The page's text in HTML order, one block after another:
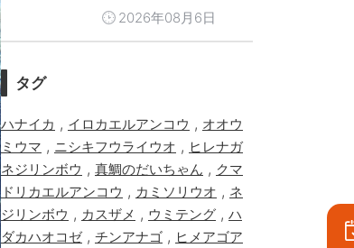
2026年08月6日
タグ
ハナイカ , イロカエルアンコウ , オオウ
ミウマ , ニシキフウライウオ , ヒレナガ
ネジリンボウ , 真鯛のだいちゃん , クマ
ドリカエルアンコウ , カミソリウオ , ネ
ジリンボウ , カスザメ , ウミテング , ハ
ダカハオコゼ, チンアナゴ , ヒメアゴア